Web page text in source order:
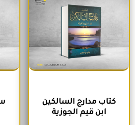
كتاب مدارج السالكين
ابن قيم الجوزية